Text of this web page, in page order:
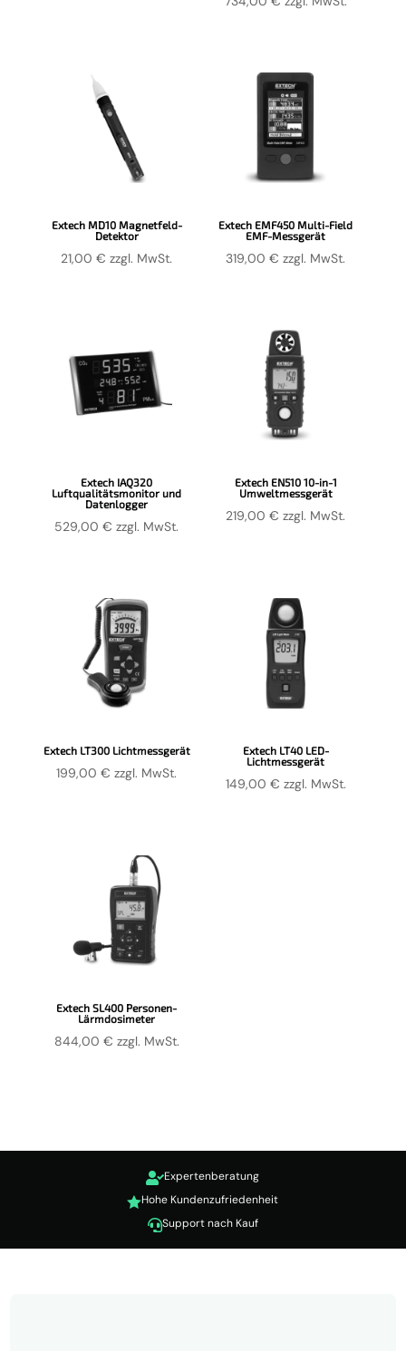
Extech MD10 Magnetfeld-
Detektor
21,00€ zzgl. MwSt.
Extech EMF450 Multi-Field
EMF-Messgerät
319,00€ zzgl. MwSt.
Extech IAQ320
Luftqualitätsmonitor und
Datenlogger
529,00€ zzgl. MwSt.
Extech EN510 10-in-1
Umweltmessgerät
219,00€ zzgl. MwSt.
Extech LT300 Lichtmessgerät
199,00€ zzgl. MwSt.
Extech LT40 LED-
Lichtmessgerät
149,00 € zzgl. MwSt.
Extech SL400 Personen-
Lärmdosimeter
844,00 € zzgl. MwSt.
Expertenberatung
Hohe Kundenzufriedenheit
Support nach Kauf